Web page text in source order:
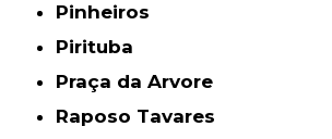
Pinheiros
Pirituba
Praça da Arvore
Raposo Tavares